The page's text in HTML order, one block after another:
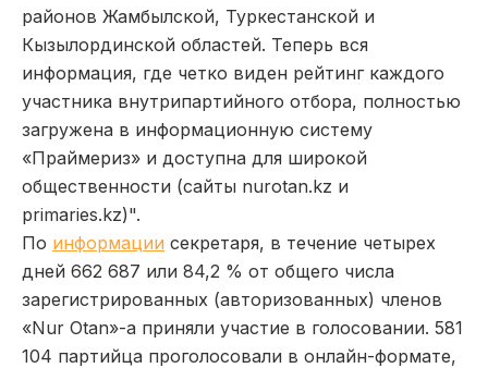
районов Жамбылской, Туркестанской и
Кызылординской областей. Теперь вся
информация, где четко виден рейтинг каждого
участника внутрипартийного отбора, полностью
загружена в информационную систему
«Праймериз» и доступна для широкой
общественности (сайты nurotan.kz и
primaries.kz)".
По информации секретаря, в течение четырех
дней 662 687 или 84,2 % от общего числа
зарегистрированных (авторизованных) членов
«Nur Otan»-а приняли участие в голосовании. 581
104 партийца проголосовали в онлайн-формате,